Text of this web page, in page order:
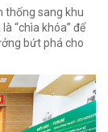
thống sang khu
“chìa khóa” để
bứt phá cho